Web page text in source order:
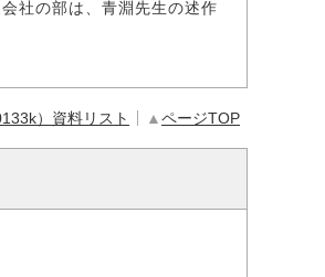
社の部は、青淵先生の述作
）資料リスト ▲ページTOP